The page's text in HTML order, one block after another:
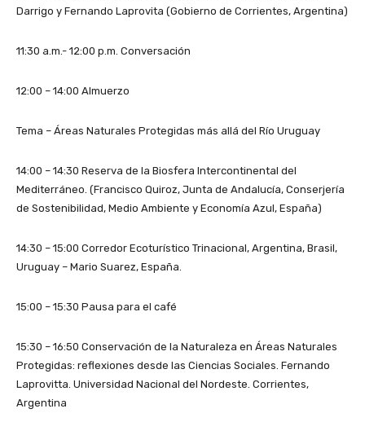
Darrigo y Fernando Laprovita (Gobierno de Corrientes, Argentina)
11:30 a.m.- 12:00 p.m. Conversación
12:00 – 14:00 Almuerzo
Tema – Áreas Naturales Protegidas más allá del Río Uruguay
14:00 – 14:30 Reserva de la Biosfera Intercontinental del
Mediterráneo. (Francisco Quiroz, Junta de Andalucía, Conserjería
de Sostenibilidad, Medio Ambiente y Economía Azul, España)
14:30 – 15:00 Corredor Ecoturístico Trinacional, Argentina, Brasil,
Uruguay – Mario Suarez, España.
15:00 – 15:30 Pausa para el café
15:30 – 16:50 Conservación de la Naturaleza en Áreas Naturales
Protegidas: reflexiones desde las Ciencias Sociales. Fernando
Laprovitta. Universidad Nacional del Nordeste. Corrientes,
Argentina